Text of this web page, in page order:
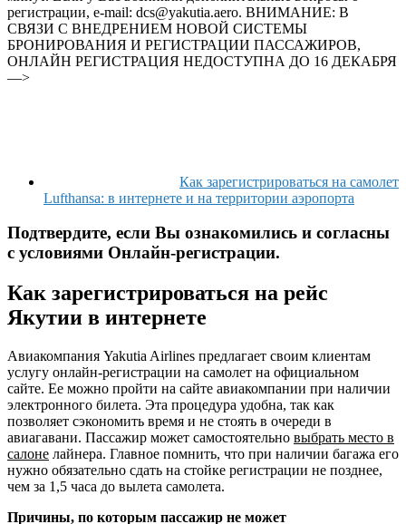
регистрации, e-mail: dcs@yakutia.aero. ВНИМАНИЕ: В
СВЯЗИ С ВНЕДРЕНИЕМ НОВОЙ СИСТЕМЫ
БРОНИРОВАНИЯ И РЕГИСТРАЦИИ ПАССАЖИРОВ,
ОНЛАЙН РЕГИСТРАЦИЯ НЕДОСТУПНА ДО 16 ДЕКАБРЯ
—>
Как зарегистрироваться на самолет
Lufthansa: в интернете и на территории аэропорта
Подтвердите, если Вы ознакомились и согласны
с условиями Онлайн-регистрации.
Как зарегистрироваться на рейс
Якутии в интернете
Авиакомпания Yakutia Airlines предлагает своим клиентам
услугу онлайн-регистрации на самолет на официальном
сайте. Ее можно пройти на сайте авиакомпании при наличии
электронного билета. Эта процедура удобна, так как
позволяет сэкономить время и не стоять в очереди в
авиагавани. Пассажир может самостоятельно выбрать место в
салоне лайнера. Главное помнить, что при наличии багажа его
нужно обязательно сдать на стойке регистрации не позднее,
чем за 1,5 часа до вылета самолета.
Причины, по которым пассажир не может